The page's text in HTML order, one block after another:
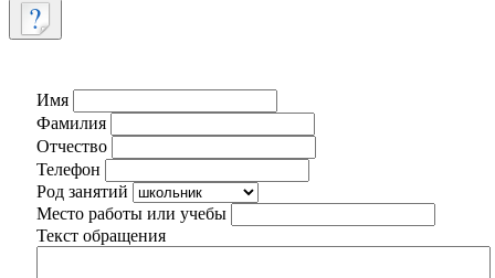
Имя
Фамилия
Отчество
Телефон
Род занятий
Место работы или учебы
Текст обращения